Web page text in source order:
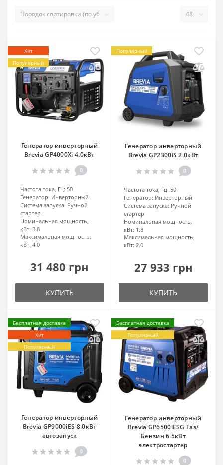
Хит
Популярный
Генератор инверторный
Brevia GP4000Xi 4.0кВт
0
Частота тока, Гц: 50
Генератор: Инверторный
Система запуска: Ручной
стартер
Номинальная мощность,
кВт: 3.8
Максимальная мощность,
кВт: 4.0
31 480 грн
КУПИТЬ
Популярный
Генератор инверторный
Brevia GP2300iS 2.0кВт
0
Частота тока, Гц: 50
Генератор: Инверторный
Система запуска: Ручной
стартер
Номинальная мощность,
кВт: 1.8
Максимальная мощность,
кВт: 2.0
27 933 грн
КУПИТЬ
Бесплатная доставка
Хит
Популярный
Генератор инверторный
Brevia GP9000iES 8.0кВт
автозапуск
0
Бесплатная доставка
Популярный
Генератор инверторный
Brevia GP6500iESG Газ/
Бензин 6.5кВт
электростартер
0